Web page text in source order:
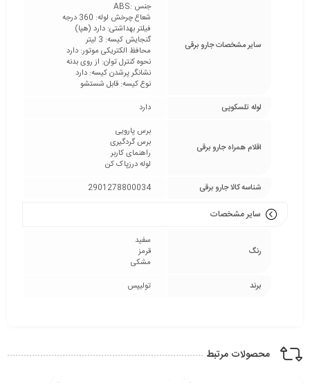
سایر مشخصات جارو برقی
جنس :ABS
شعاع چرخش لوله: 360 درجه
فیلتر بهداشتی: دارد (هپا)
گنجایش کیسه: 3 لیتر
محافظ الکتریکی موتور: دارد
نحوه کنترل توان: از روی بدنه
نشانگر پرشدن کیسه: دارد
نوع کیسه: قابل شستشو
لوله تلسکوپی
دارد
اقلام همراه جارو برقی
برس پارویی
برس گردگیری
راهنمای کاربر
لوله درزپاک کن
شناسه کالا جارو برقی
2901278800034
سایر مشخصات
رنگ
سفید
قرمز
مشکی
برند
تولیپس
محصولات مرتبط